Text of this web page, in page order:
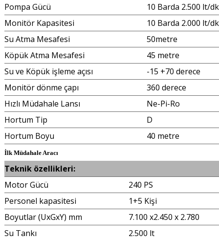
Pompa Gücü
10 Barda 2.500 lt/
Monitör Kapasitesi
10 Barda 2.000 lt/
Su Atma Mesafesi
50metre
Köpük Atma Mesafesi
45 metre
Su ve Köpük işleme açısı
-15 +70 derece
Monitör dönme çapı
360 derece
Hızlı Müdahale Lansı
Ne-Pi-Ro
Hortum Tip
D
Hortum Boyu
40 metre
İlk Müdahale Aracı
Teknik özellikleri:
Motor Gücü
240 PS
Personel kapasitesi
1+5 Kişi
Boyutlar (UxGxY) mm
7.100 x2.450 x 2.780
Su Tankı
2.500 lt